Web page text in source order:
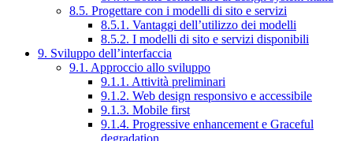
8.5. Progettare con i modelli di sito e servizi
8.5.1. Vantaggi dell’utilizzo dei modelli
8.5.2. I modelli di sito e servizi disponibili
9. Sviluppo dell’interfaccia
9.1. Approccio allo sviluppo
9.1.1. Attività preliminari
9.1.2. Web design responsivo e accessibile
9.1.3. Mobile first
9.1.4. Progressive enhancement e Graceful
degradation